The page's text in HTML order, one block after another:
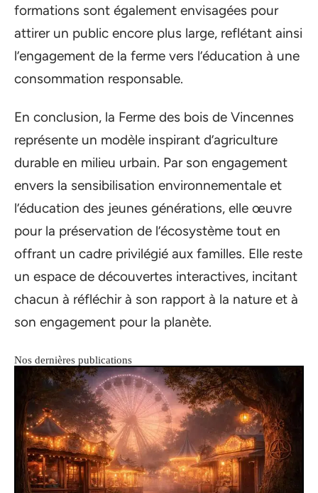
formations sont également envisagées pour
attirer un public encore plus large, reflétant ainsi
l’engagement de la ferme vers l’éducation à une
consommation responsable.
En conclusion, la Ferme des bois de Vincennes
représente un modèle inspirant d’agriculture
durable en milieu urbain. Par son engagement
envers la sensibilisation environnementale et
l’éducation des jeunes générations, elle œuvre
pour la préservation de l’écosystème tout en
offrant un cadre privilégié aux familles. Elle reste
un espace de découvertes interactives, incitant
chacun à réfléchir à son rapport à la nature et à
son engagement pour la planète.
Nos dernières publications